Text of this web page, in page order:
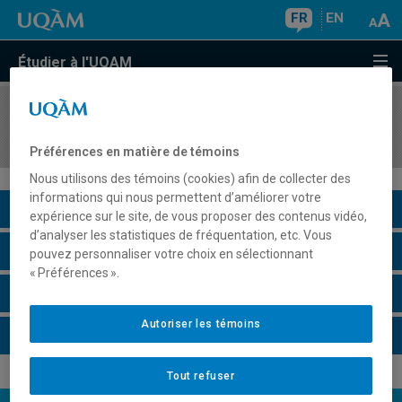
FR EN
Étudier à l'UQAM
COURS//
Description du cours
Horaire - Été 2026
Préférences en matière de témoins
Nous utilisons des témoins (cookies) afin de collecter des
informations qui nous permettent d’améliorer votre
expérience sur le site, de vous proposer des contenus vidéo,
d’analyser les statistiques de fréquentation, etc. Vous
pouvez personnaliser votre choix en sélectionnant
« Préférences ».
Tout refuser
Autoriser les témoins